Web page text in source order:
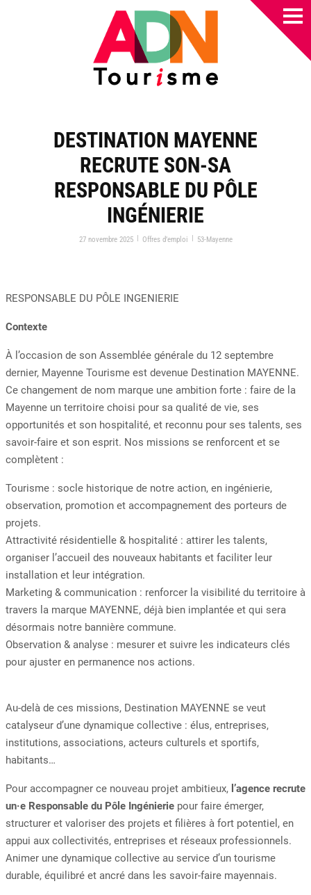
DESTINATION MAYENNE
RECRUTE SON-SA
RESPONSABLE DU PÔLE
INGÉNIERIE
27 novembre 2025 | Offres d’emploi | 53-Mayenne
RESPONSABLE DU PÔLE INGENIERIE
Contexte
À l’occasion de son Assemblée générale du 12 septembre
dernier, Mayenne Tourisme est devenue Destination MAYENNE.
Ce changement de nom marque une ambition forte : faire de la
Mayenne un territoire choisi pour sa qualité de vie, ses
opportunités et son hospitalité, et reconnu pour ses talents, ses
savoir-faire et son esprit. Nos missions se renforcent et se
complètent :
Tourisme : socle historique de notre action, en ingénierie,
observation, promotion et accompagnement des porteurs de
projets.
Attractivité résidentielle & hospitalité : attirer les talents,
organiser l’accueil des nouveaux habitants et faciliter leur
installation et leur intégration.
Marketing & communication : renforcer la visibilité du territoire à
travers la marque MAYENNE, déjà bien implantée et qui sera
désormais notre bannière commune.
Observation & analyse : mesurer et suivre les indicateurs clés
pour ajuster en permanence nos actions.
Au-delà de ces missions, Destination MAYENNE se veut
catalyseur d’une dynamique collective : élus, entreprises,
institutions, associations, acteurs culturels et sportifs,
habitants…
Pour accompagner ce nouveau projet ambitieux, l’agence recrute
un·e Responsable du Pôle Ingénierie pour faire émerger,
structurer et valoriser des projets et filières à fort potentiel, en
appui aux collectivités, entreprises et réseaux professionnels.
Animer une dynamique collective au service d’un tourisme
durable, équilibré et ancré dans les savoir-faire mayennais.